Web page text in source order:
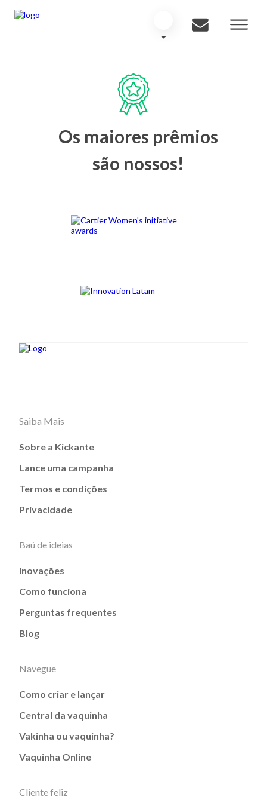
Os maiores prêmios
são nossos!
Saiba Mais
Sobre a Kickante
Lance uma campanha
Termos e condições
Privacidade
Baú de ideias
Inovações
Como funciona
Perguntas frequentes
Blog
Navegue
Como criar e lançar
Central da vaquinha
Vakinha ou vaquinha?
Vaquinha Online
Cliente feliz